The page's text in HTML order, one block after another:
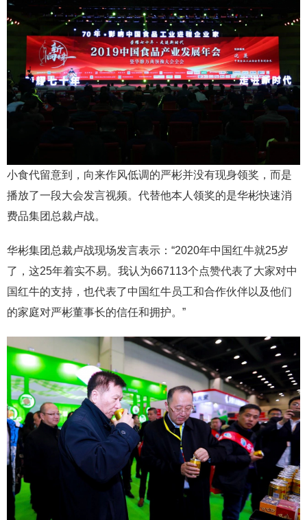
小食代留意到，向来作风低调的严彬并没有现身领奖，而是
播放了一段大会发言视频。代替他本人领奖的是华彬快速消
费品集团总裁卢战。
华彬集团总裁卢战现场发言表示：“2020年中国红牛就25岁
了，这25年着实不易。我认为667113个点赞代表了大家对中
国红牛的支持，也代表了中国红牛员工和合作伙伴以及他们
的家庭对严彬董事长的信任和拥护。”